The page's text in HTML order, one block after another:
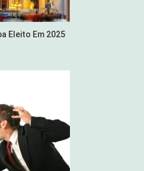
Eleito Em 2025